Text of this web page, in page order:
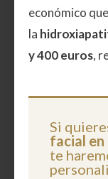
económico
la
y 400 euros,
Si
facial
te